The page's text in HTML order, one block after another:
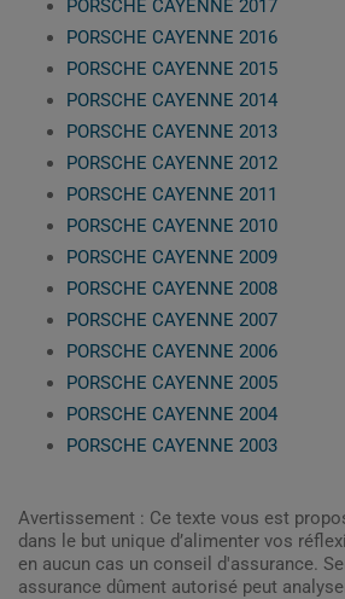
PORSCHE CAYENNE 2017
PORSCHE CAYENNE 2016
PORSCHE CAYENNE 2015
PORSCHE CAYENNE 2014
PORSCHE CAYENNE 2013
PORSCHE CAYENNE 2012
PORSCHE CAYENNE 2011
PORSCHE CAYENNE 2010
PORSCHE CAYENNE 2009
PORSCHE CAYENNE 2008
PORSCHE CAYENNE 2007
PORSCHE CAYENNE 2006
PORSCHE CAYENNE 2005
PORSCHE CAYENNE 2004
PORSCHE CAYENNE 2003
Avertissement : Ce texte vous est
dans le but unique d’alimenter vos
en aucun cas un conseil d'assurance.
assurance dûment autorisé peut